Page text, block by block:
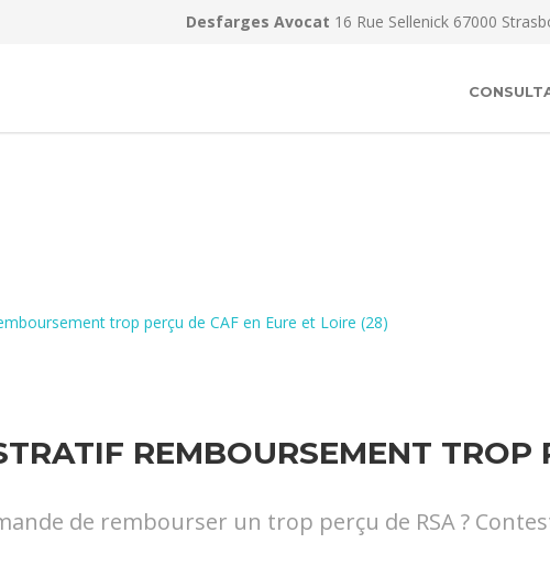
Desfarges Avocat 16 Rue Sellenick 67000
trop perçu de CAF en Eure et Loire (28)
REMBOURSEMENT TROP
de rembourser un trop perçu de RSA ?